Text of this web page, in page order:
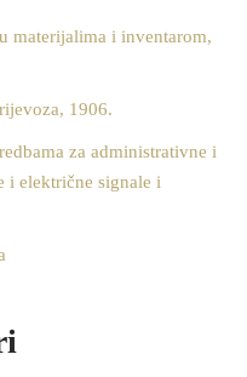
materijalima i inventarom,
1906.
za administrativne i
i električne signale i